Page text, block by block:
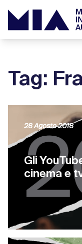
Tag:
Gli
cinema e
28 Agosto 2018